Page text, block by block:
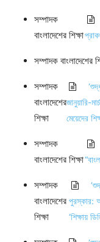
সম্পাদক
বাংলাদেশের শিক্ষা
সম্পাদক বাংলাদেশের
সম্পাদক
বাংলাদেশের
শিক্ষা
জানুয়ারি-
মেয়েদের
সম্পাদক
বাংলাদেশের শিক্ষা
সম্পাদক
বাংলাদেশের
শিক্ষা
পুরস্কার:
‘শিক্ষায়